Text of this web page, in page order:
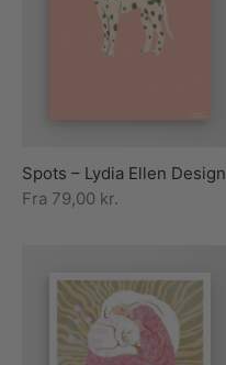
Spots – Lydia Ellen Design
Fra 79,00 kr.